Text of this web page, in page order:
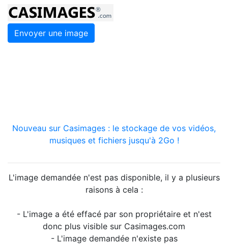
Envoyer une image
Nouveau sur Casimages : le stockage de vos vidéos,
musiques et fichiers jusqu'à 2Go !
L'image demandée n'est pas disponible, il y a plusieurs
raisons à cela :
- L'image a été effacé par son propriétaire et n'est
donc plus visible sur Casimages.com
- L'image demandée n'existe pas